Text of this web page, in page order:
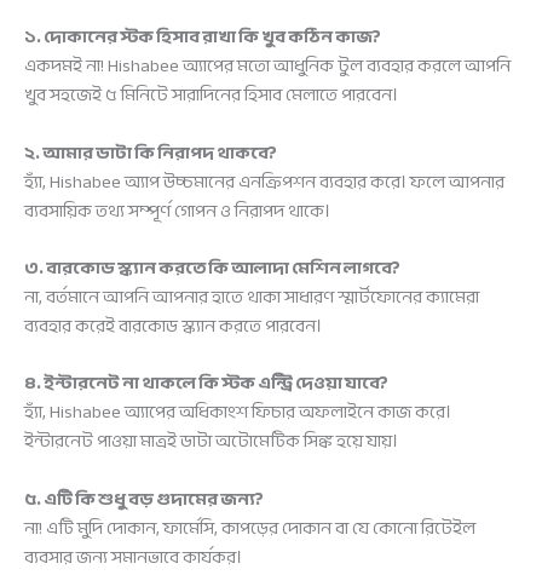
১. দোকানের স্টক হিসাব রাখা কি খুব কঠিন কাজ?
একদমই না! Hishabee অ্যাপের মতো আধুনিক টুল ব্যবহার করলে আপনি
খুব সহজেই ৫ মিনিটে সারাদিনের হিসাব মেলাতে পারবেন।
২. আমার ডাটা কি নিরাপদ থাকবে?
হ্যাঁ, Hishabee অ্যাপ উচ্চমানের এনক্রিপশন ব্যবহার করে। ফলে আপনার
ব্যবসায়িক তথ্য সম্পূর্ণ গোপন ও নিরাপদ থাকে।
৩. বারকোড স্ক্যান করতে কি আলাদা মেশিন লাগবে?
না, বর্তমানে আপনি আপনার হাতে থাকা সাধারণ স্মার্টফোনের ক্যামেরা
ব্যবহার করেই বারকোড স্ক্যান করতে পারবেন।
৪. ইন্টারনেট না থাকলে কি স্টক এন্ট্রি দেওয়া যাবে?
হ্যাঁ, Hishabee অ্যাপের অধিকাংশ ফিচার অফলাইনে কাজ করে।
ইন্টারনেট পাওয়া মাত্রই ডাটা অটোমেটিক সিঙ্ক হয়ে যায়।
৫. এটি কি শুধু বড় গুদামের জন্য?
না! এটি মুদি দোকান, ফার্মেসি, কাপড়ের দোকান বা যে কোনো রিটেইল
ব্যবসার জন্য সমানভাবে কার্যকর।